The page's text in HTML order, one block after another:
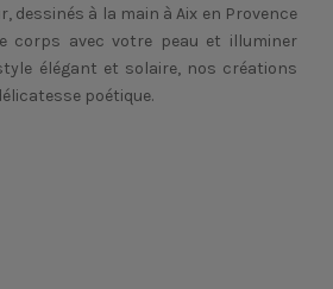
dessinés à la main à Aix en Provence
corps avec votre peau et illuminer
élégant et solaire, nos créations
poétique.